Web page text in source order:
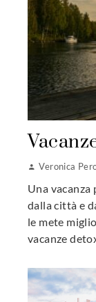
Veronica
Una
dalla città e
le mete
vacanze